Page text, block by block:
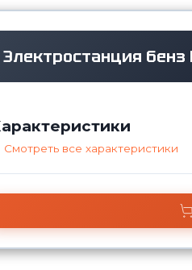
Электростанция
все характеристики